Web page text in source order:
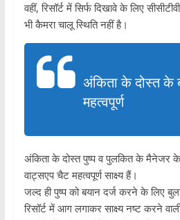
वहीं, रिसॉर्ट में सिर्फ दिखावे के लिए
भी कैमरा चालू स्थिति नहीं है।
अंकिता के दोस्त के
महत्वपूर्ण
अंकिता के दोस्त पुष्प व पुलकित के मैनेजर के
वाट्सएप चैट महत्वपूर्ण साक्ष्य हैं।
जल्द ही पुष्प को बयान दर्ज करने के लिए
रिसॉर्ट में आग लगाकर साक्ष्य नष्ट करने